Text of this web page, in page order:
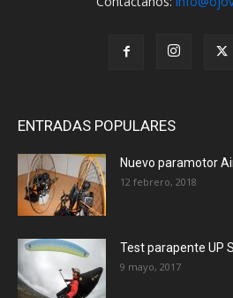
ENTRADAS POPULARES
Nuevo paramotor
12 febrero, 2018
Test parapente UP
9 mayo, 2017